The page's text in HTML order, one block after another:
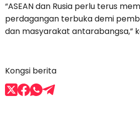
“ASEAN dan Rusia perlu terus
perdagangan terbuka demi
dan masyarakat antarabangsa,”
Kongsi berita